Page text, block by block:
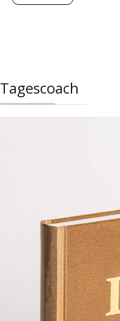
Tagescoach